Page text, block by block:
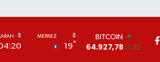
19°
64.927,78 1.32
DOLAR